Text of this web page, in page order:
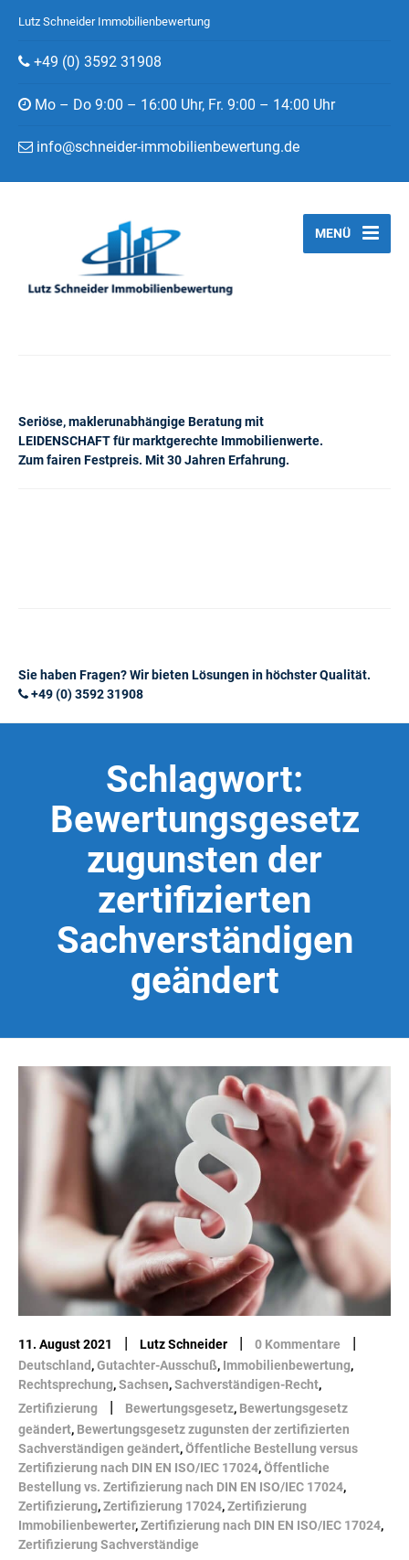
Lutz Schneider Immobilienbewertung
+49 (0) 3592 31908
Mo – Do 9:00 – 16:00 Uhr, Fr. 9:00 – 14:00 Uhr
info@schneider-immobilienbewertung.de
Seriöse, maklerunabhängige Beratung mit
LEIDENSCHAFT für marktgerechte Immobilienwerte.
Zum fairen Festpreis. Mit 30 Jahren Erfahrung.
MENÜ
Sie haben Fragen? Wir bieten Lösungen in höchster Qualität.
+49 (0) 3592 31908
Schlagwort:
Bewertungsgesetz
zugunsten der
zertifizierten
Sachverständigen
geändert
11. August 2021 | Lutz Schneider | 0 Kommentare |
Deutschland,Gutachter-Ausschuß, Immobilienbewertung,
Rechtsprechung,Sachsen,Sachverständigen-Recht,
Zertifizierung
| Bewertungsgesetz, Bewertungsgesetz
geändert, Bewertungsgesetz zugunsten der zertifizierten
Sachverständigen geändert,Öffentliche Bestellung versus
Zertifizierung nach DIN EN ISO/IEC 17024,Öffentliche
Bestellung vs. Zertifizierung nach DIN EN ISO/IEC 17024,
Zertifizierung,Zertifizierung 17024,Zertifizierung
Immobilienbewerter,Zertifizierung nach DIN EN ISO/IEC 17024,
Zertifizierung Sachverständige